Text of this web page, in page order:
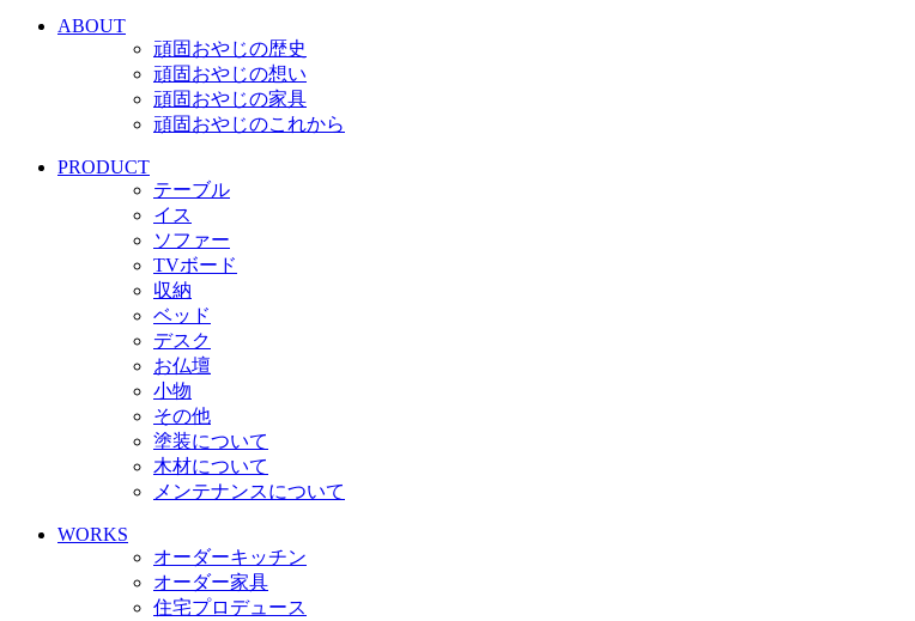
ABOUT
頑固おやじの歴史
頑固おやじの想い
頑固おやじの家具
頑固おやじのこれから
PRODUCT
テーブル
イス
ソファー
TVボード
収納
ベッド
デスク
お仏壇
小物
その他
塗装について
木材について
メンテナンスについて
WORKS
オーダーキッチン
オーダー家具
住宅プロデュース